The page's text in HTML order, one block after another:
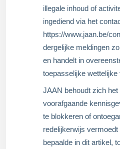
illegale inhoud of
ingediend via het
https://www.jaan.be/
dergelijke meldingen
en handelt in
toepasselijke wettelijke
JAAN behoudt zich
voorafgaande
te blokkeren of
redelijkerwijs
bepaalde in dit artikel,